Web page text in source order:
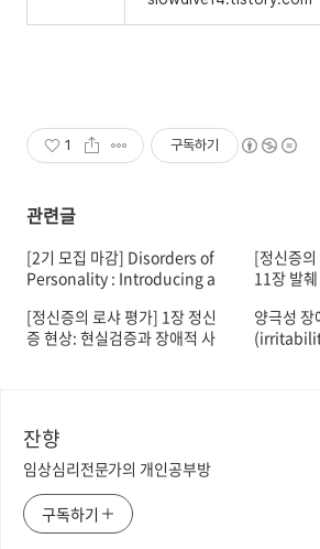
1 구독하기
관련글
[2기 모집 마감] Disorders of
Personality : Introducing a
Normal to Abnormal 3판 원
서 스터디
[정신증
11장 발췌
[정신증의 로샤 평가] 1장 정신
증 현상: 현실검증과 장애적 사
양극성 장
잔향
임상심리전문가의 개인공부방
구독하기